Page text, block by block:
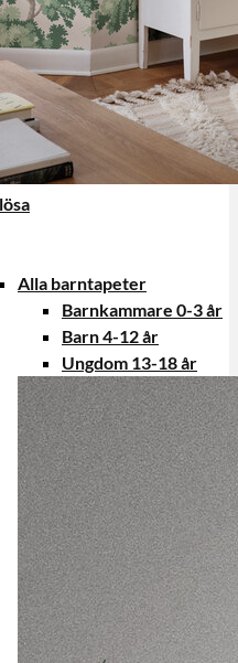
Alla barntapeter
Barnkammare 0-3 år
Barn 4-12 år
Ungdom 13-18 år